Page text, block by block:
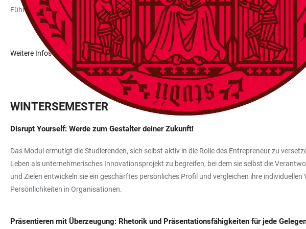
Führungsfähigkeiten entwickeln möchten.
Weitere Infos & Anmeldung
WINTERSEMESTER
Disrupt Yourself: Werde zum Gestalter deiner Zukunft!
Das Modul ermutigt die Studierenden, sich selbst aktiv in die Rolle des Entrepreneur zu
Leben als unternehmerisches Innovationsprojekt zu begreifen, bei dem sie selbst die
und Zielen entwickeln sie ein geschärftes persönliches Profil und vergleichen ihre
Persönlichkeiten in Organisationen.
Präsentieren mit Überzeugung: Rhetorik und Präsentationsfähigkeiten für jede